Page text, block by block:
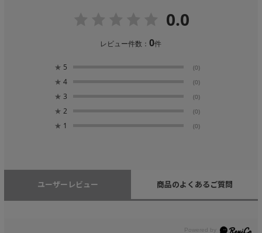
0.0
レビュー件数：0件
★ 5 (0)
★ 4 (0)
★ 3 (0)
★ 2 (0)
★ 1 (0)
ユーザーレビュー 商品のよくあるご質問